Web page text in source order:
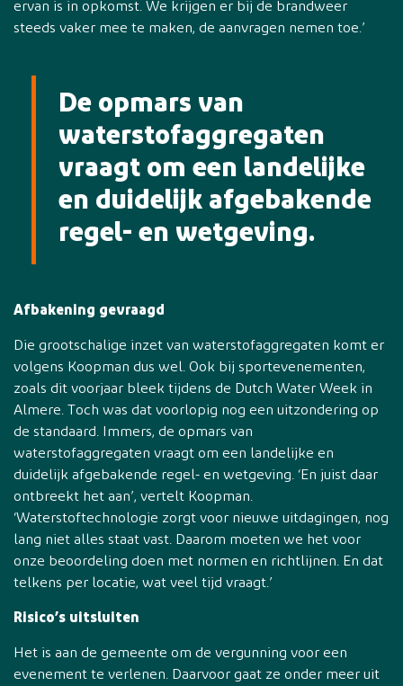
ervan is in opkomst. We krijgen er bij de brandweer
steeds vaker mee te maken, de aanvragen nemen toe.’
De opmars van
waterstofaggregaten
vraagt om een landelijke
en duidelijk afgebakende
regel- en wetgeving.
Afbakening gevraagd
Die grootschalige inzet van waterstofaggregaten komt er
volgens Koopman dus wel. Ook bij sportevenementen,
zoals dit voorjaar bleek tijdens de Dutch Water Week in
Almere. Toch was dat voorlopig nog een uitzondering op
de standaard. Immers, de opmars van
waterstofaggregaten vraagt om een landelijke en
duidelijk afgebakende regel- en wetgeving. ‘En juist daar
ontbreekt het aan’, vertelt Koopman.
‘Waterstoftechnologie zorgt voor nieuwe uitdagingen, nog
lang niet alles staat vast. Daarom moeten we het voor
onze beoordeling doen met normen en richtlijnen. En dat
telkens per locatie, wat veel tijd vraagt.’
Risico’s uitsluiten
Het is aan de gemeente om de vergunning voor een
evenement te verlenen. Daarvoor gaat ze onder meer uit